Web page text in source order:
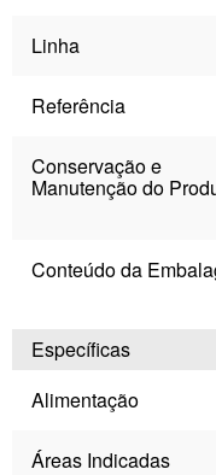
Linha
Referência
Conservação e
Manutenção do
Conteúdo da
Específicas
Alimentação
Áreas Indicadas